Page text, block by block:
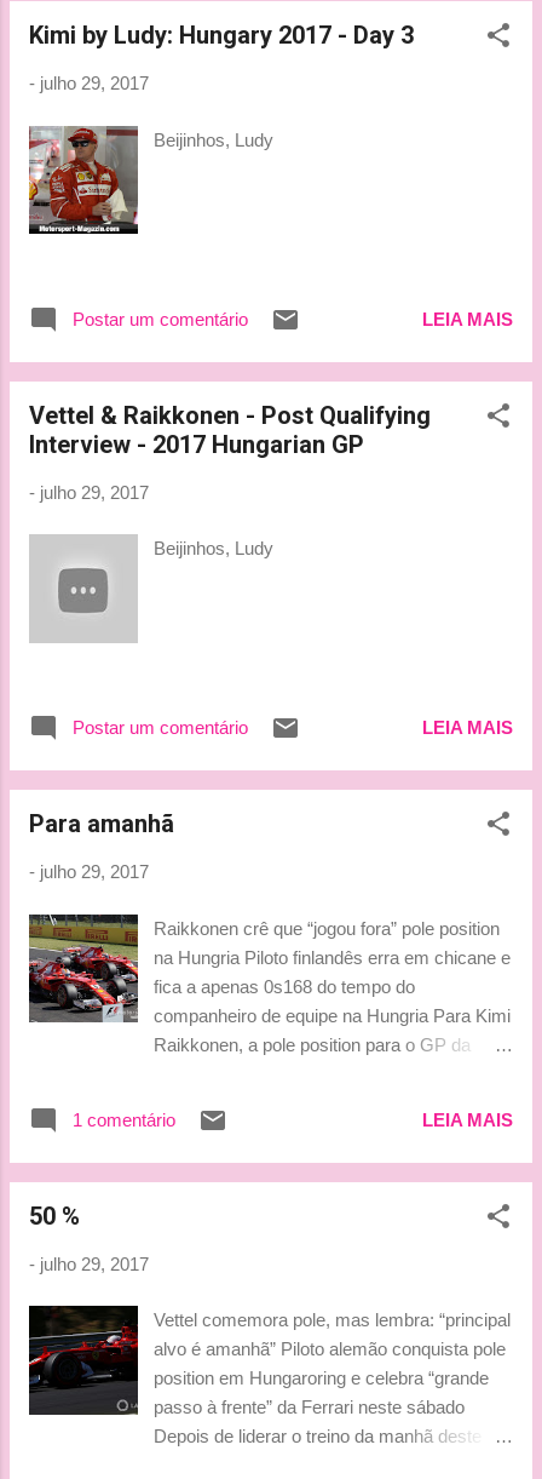
Kimi by Ludy: Hungary 2017 - Day 3
- julho 29, 2017
Beijinhos, Ludy
Postar um comentário LEIA MAIS
Vettel & Raikkonen - Post Qualifying
Interview - 2017 Hungarian GP
- julho 29, 2017
Beijinhos, Ludy
Postar um comentário LEIA MAIS
Para amanhã
- julho 29, 2017
Raikkonen crê que “jogou fora” pole position
na Hungria Piloto finlandês erra em chicane e
fica a apenas 0s168 do tempo do
companheiro de equipe na Hungria Para Kimi
Raikkonen, a pole position para o GP da
última volta rápida do Q3 e viu a pole
escapando para Sebastian Vettel por 0s168.
chicane eu freei na zebra externa e joguei
fora ali.” “Ainda foi o suficiente para a
segunda posição, mas estou um pouco
desapontado. Achei que poderia conseguir.”
“Se você olhar para os tempos de volta, é
1 comentário LEIA MAIS
50 %
- julho 29, 2017
Vettel comemora pole, mas lembra: “principal
alvo é amanhã” Piloto alemão conquista pole
position em Hungaroring e celebra “grande
passo à frente” da Ferrari neste sábado
Depois de liderar o treino da manhã deste